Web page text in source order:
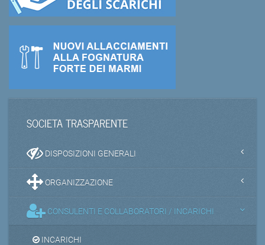
SOCIETA TRASPARENTE
DISPOSIZIONI GENERALI
ORGANIZZAZIONE
CONSULENTI E COLLABORATORI / INCARICHI
INCARICHI